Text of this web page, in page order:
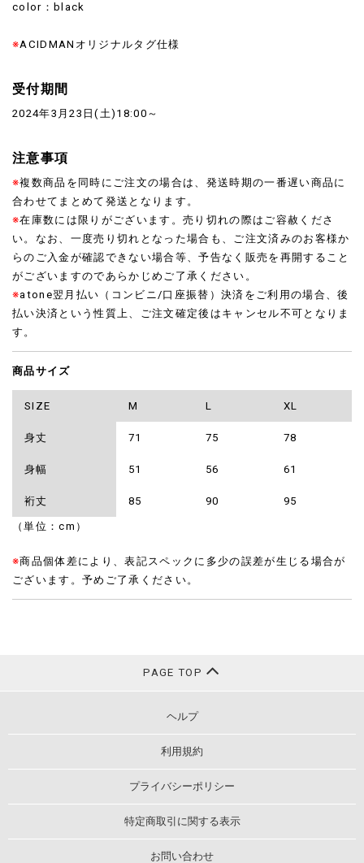
color：black
※ACIDMANオリジナルタグ仕様
受付期間
2024年3月23日(土)18:00～
注意事項
※複数商品を同時にご注文の場合は、発送時期の一番遅い商品に
合わせてまとめて発送となります。
※在庫数には限りがございます。売り切れの際はご容赦くださ
い。なお、一度売り切れとなった場合も、ご注文済みのお客様か
らのご入金が確認できない場合等、予告なく販売を再開すること
がございますのであらかじめご了承ください。
※atone翌月払い（コンビニ/口座振替）決済をご利用の場合、後
払い決済という性質上、ご注文確定後はキャンセル不可となりま
す。
商品サイズ
SIZE M L XL
身丈 71 75 78
身幅 51 56 61
裄丈 85 90 95
（単位：cm）
※商品個体差により、表記スペックに多少の誤差が生じる場合が
ございます。予めご了承ください。
PAGE TOP
ヘルプ
利用規約
プライバシーポリシー
特定商取引に関する表示
お問い合わせ